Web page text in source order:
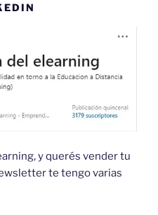
y querés vender tu
te tengo varias